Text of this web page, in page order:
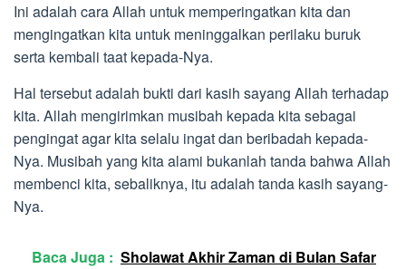
Ini adalah cara Allah untuk memperingatkan kita dan
mengingatkan kita untuk meninggalkan perilaku buruk
serta kembali taat kepada-Nya.
Hal tersebut adalah bukti dari kasih sayang Allah terhadap
kita. Allah mengirimkan musibah kepada kita sebagai
pengingat agar kita selalu ingat dan beribadah kepada-
Nya. Musibah yang kita alami bukanlah tanda bahwa Allah
membenci kita, sebaliknya, itu adalah tanda kasih sayang-
Nya.
Baca Juga : Sholawat Akhir Zaman di Bulan Safar